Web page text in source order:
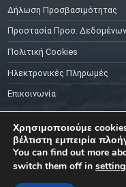
Δήλωση Προσβασιμότητας
Προστασία Προσ. Δεδομένων
Πολιτική Cookies
Ηλεκτρονικές Πληρωμές
Επικοινωνία
Χρησιμοποιούμε
βέλτιστη εμπειρία
You can find out more
switch them off in